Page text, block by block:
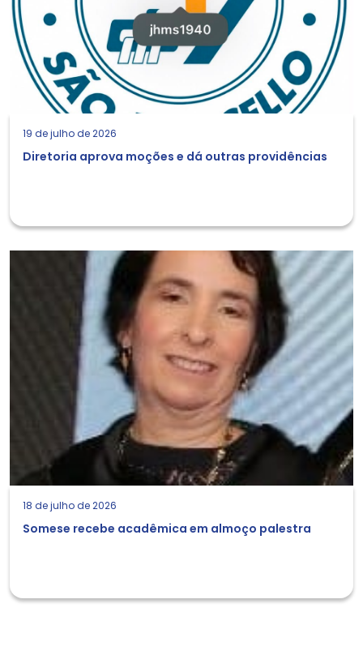
19 de julho de 2026
Diretoria aprova moções e dá outras providências
18 de julho de 2026
Somese recebe acadêmica em almoço palestra